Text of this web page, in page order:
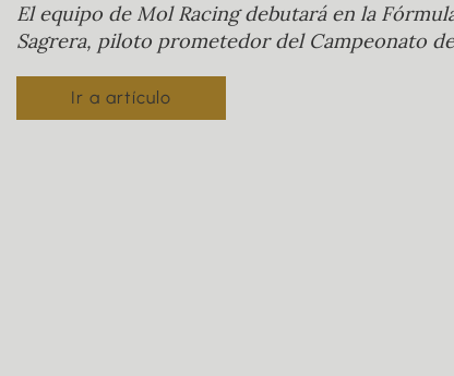
El equipo de Mol Racing debutará en la
Sagrera, piloto prometedor del Campeonato
Ir a artículo